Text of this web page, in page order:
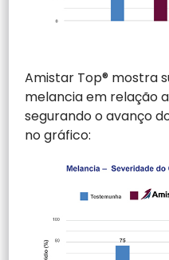
Amistar Top® mostra
melancia em relação
segurando o avanço
no gráfico: